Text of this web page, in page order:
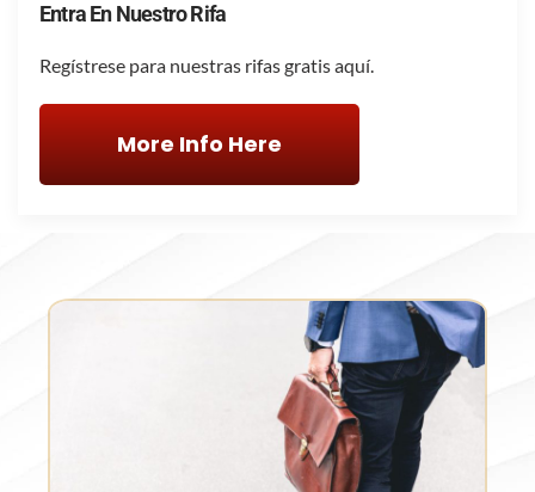
Entra En Nuestro Rifa
Regístrese para nuestras rifas gratis aquí.
More Info Here